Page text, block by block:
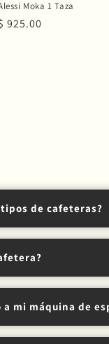
Moka 1 Taza
925.00
de cafeteras?
o
comoHario V60 u
combina
: Prensa
mi máquina de